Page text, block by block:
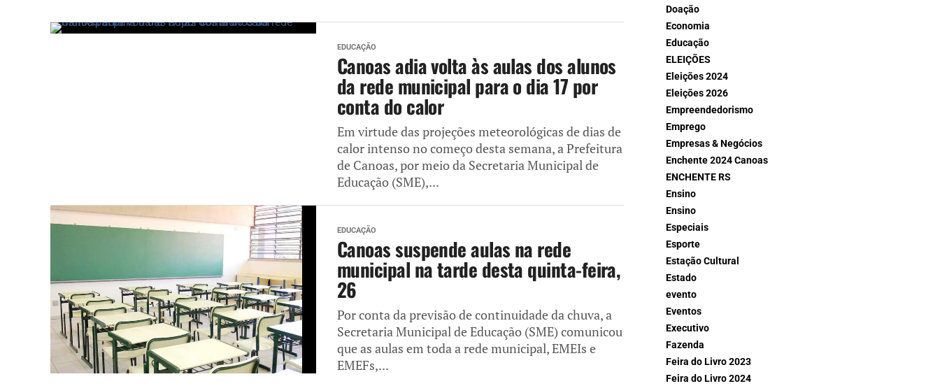
EDUCAÇÃO
Canoas adia volta às aulas dos alunos
da rede municipal para o dia 17 por
conta do calor
Em virtude das projeções meteorológicas de dias de
calor intenso no começo desta semana, a Prefeitura
de Canoas, por meio da Secretaria Municipal de
Educação (SME),...
EDUCAÇÃO
Canoas suspende aulas na rede
municipal na tarde desta quinta-feira,
26
Por conta da previsão de continuidade da chuva, a
Secretaria Municipal de Educação (SME) comunicou
que as aulas em toda a rede municipal, EMEIs e
EMEFs,...
Doação
Economia
Educação
ELEIÇÕES
Eleições 2024
Eleições 2026
Empreendedorismo
Emprego
Empresas & Negócios
Enchente 2024 Canoas
ENCHENTE RS
Ensino
Ensino
Especiais
Esporte
Estação Cultural
Estado
evento
Eventos
Executivo
Fazenda
Feira do Livro 2023
Feira do Livro 2024